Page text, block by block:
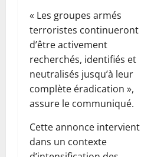
« Les groupes armés
terroristes continueront
d’être activement
recherchés, identifiés et
neutralisés jusqu’à leur
complète éradication »,
assure le communiqué.
Cette annonce intervient
dans un contexte